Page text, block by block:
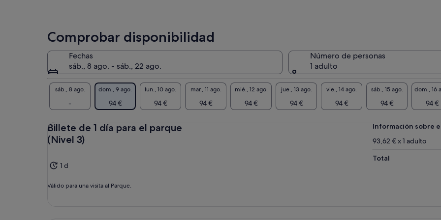
Comprobar disponibilidad
Fechas
sáb., 8 ago. - sáb., 22 ago.
Número de personas
1 adulto
sáb., 8 ago.
-
dom., 9 ago.
94 €
lun., 10 ago.
94 €
mar., 11 ago.
94 €
mié., 12 ago.
94 €
jue., 13 ago.
94 €
vie., 14 ago.
94 €
sáb., 15 ago.
94 €
dom., 16
94 €
Billete de 1 día para el parque
(Nivel 3)
1 d
Válido para una visita al Parque.
Información sobre
93,62 € x 1 adulto
Total